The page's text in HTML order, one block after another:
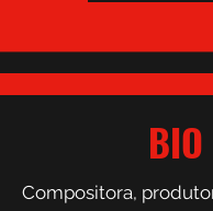
BIO
Compositora,